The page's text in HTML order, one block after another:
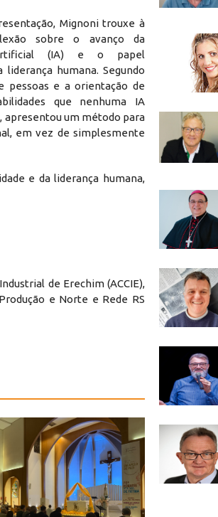
Mignoni trouxe à
sobre o avanço da
(IA) e o papel
liderança humana. Segundo
pessoas e a orientação de
que nenhuma IA
apresentou um método para
em vez de simplesmente
e da liderança humana,
de Erechim (ACCIE),
e Norte e Rede RS